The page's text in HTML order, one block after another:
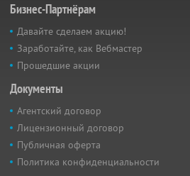
Бизнес-Партнёрам
Давайте сделаем акцию!
Заработайте, как Вебмастер
Прошедшие акции
Документы
Агентский договор
Лицензионный договор
Публичная оферта
Политика конфиденциальности